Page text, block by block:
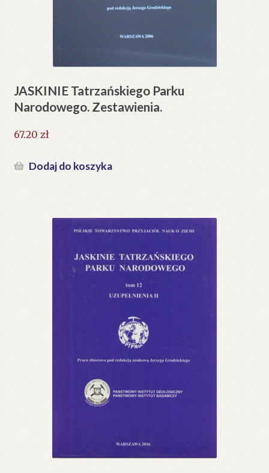
JASKINIE Tatrzańskiego Parku
Narodowego. Zestawienia.
67.20 zł
Dodaj do koszyka